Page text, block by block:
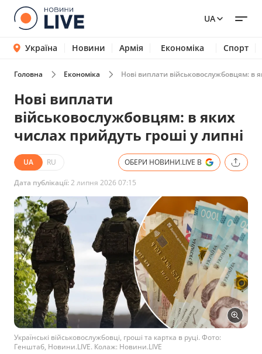
UA
Україна Новини Армія Економіка Спорт
Головна Економіка Нові виплати військовослужбовцям: в
Нові виплати
військовослужбовцям: в яких
числах прийдуть гроші у липні
UA RU ОБЕРИ НОВИНИ.LIVE В
Дата публікації:2 липня 2026 07:15
Українські військовослужбовці, гроші та картка в руці. Фото:
Генштаб, Новини.LIVE. Колаж: Новини.LIVE